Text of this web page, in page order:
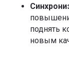
поднять
новым